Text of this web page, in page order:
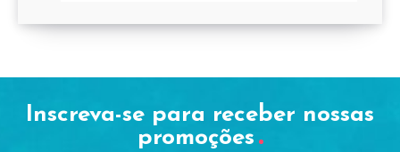
Inscreva-se para receber nossas
promoções